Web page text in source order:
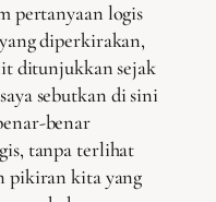
pertanyaan logis
diperkirakan,
ditunjukkan sejak
sebutkan di sini
benar
tanpa terlihat
pikiran kita yang